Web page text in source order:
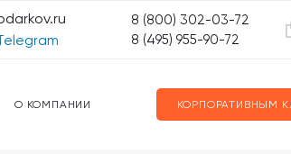
О КОМПАНИИ КОРПОРАТИВНЫМ
8 (800) 302-03-72
8 (495) 955-90-72
КАРТЫ